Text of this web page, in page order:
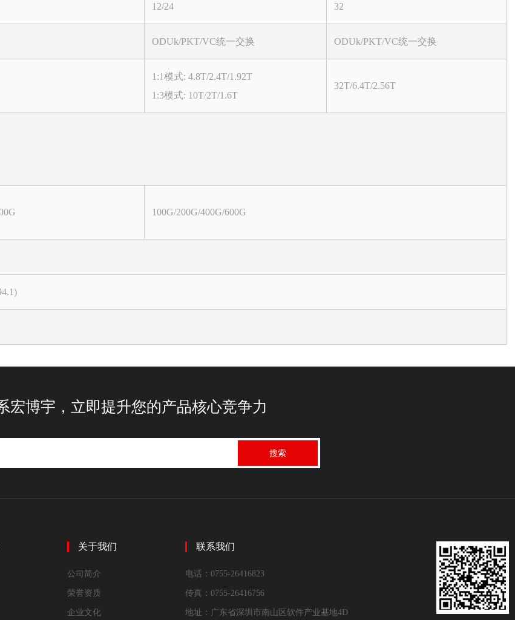
12/24 32
ODUk/PKT/VC统一交换 ODUk/PKT/VC统一交换
1:1模式: 4.8T/2.4T/1.92T
1:3模式: 10T/2T/1.6T
32T/6.4T/2.56T
100G/200G/400G/600G
宏博宇，立即提升您的产品核心竞争力
关于我们
公司简介
荣誉资质
企业文化
联系我们
电话：0755-26416823
传真：0755-26416756
地址：广东省深圳市南山区软件产业基地4D